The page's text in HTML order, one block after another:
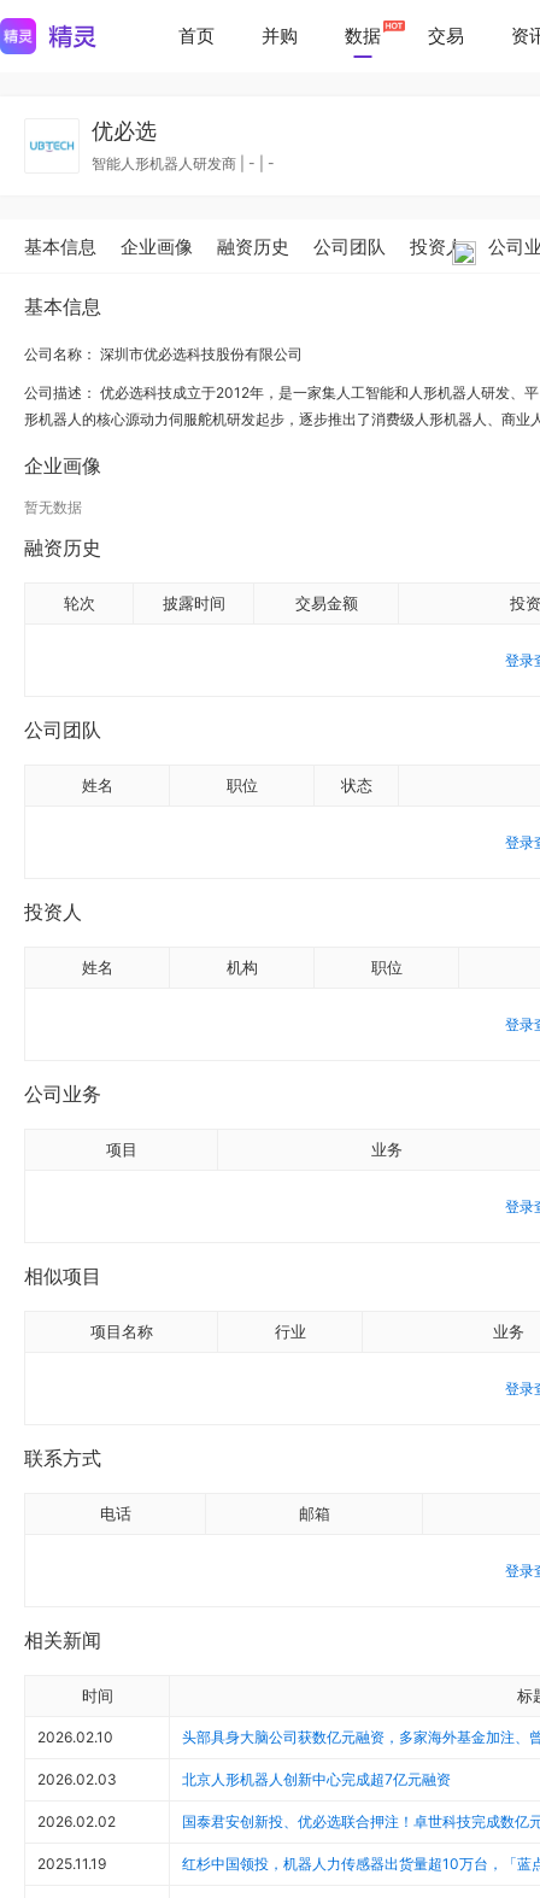
首页 并购 数据 交易 资
优必选
智能人形机器人研发商 - -
基本信息 企业画像 融资历史 公司团队 投资人 公司
基本信息
公司名称： 深圳市优必选科技股份有限公司
公司描述： 优必选科技成立于2012年，是一家集人工智能和人形机器人研发、
形机器人的核心源动力伺服舵机研发起步，逐步推出了消费级人形机器人、商
企业画像
暂无数据
融资历史
轮次 披露时间 交易金额 投
登录
公司团队
姓名 职位 状态
登录
投资人
姓名 机构 职位
登录
公司业务
项目 业务
登录
相似项目
项目名称 行业 业务
登录
联系方式
电话 邮箱
登录
相关新闻
时间 标
2026.02.10 头部具身大脑公司获数亿元融资，多家海外基金加注、
2026.02.03 北京人形机器人创新中心完成超7亿元融资
2026.02.02 国泰君安创新投、优必选联合押注！卓世科技完成数亿
2025.11.19 红杉中国领投，机器人力传感器出货量超10万台，「蓝